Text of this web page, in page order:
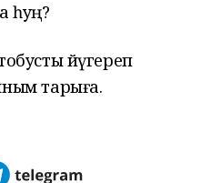
һуң?
йүгереп
тарыға.